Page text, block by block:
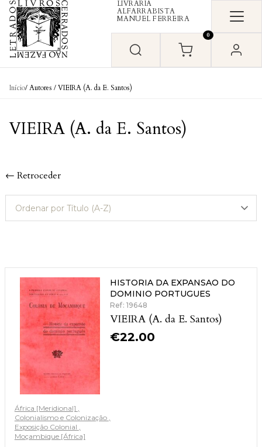
Skip to content
LIVRARIA
ALFARRABISTA
MANUEL FERREIRA
0
Início/ Autores / VIEIRA (A. da E. Santos)
VIEIRA (A. da E. Santos)
← Retroceder
HISTORIA DA EXPANSAO DO
DOMINIO PORTUGUES
Ref: 19648
VIEIRA (A. da E. Santos)
€22.00
África [Meridional]
Colonialismo e Colonização
Exposição Colonial
Moçambique [África]